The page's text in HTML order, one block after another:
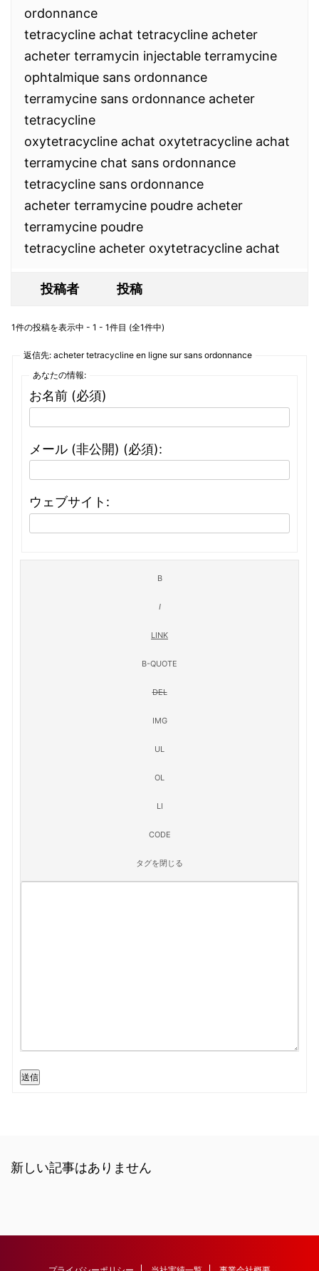
ordonnance
tetracycline achat tetracycline acheter
acheter terramycin injectable terramycine
ophtalmique sans ordonnance
terramycine sans ordonnance acheter
tetracycline
oxytetracycline achat oxytetracycline achat
terramycine chat sans ordonnance
tetracycline sans ordonnance
acheter terramycine poudre acheter
terramycine poudre
tetracycline acheter oxytetracycline achat
投稿者 投稿
1件の投稿を表示中 - 1 - 1件目 (全1件中)
返信先: acheter tetracycline en ligne sur sans ordonnance
あなたの情報:
お名前 (必須)
メール (非公開) (必須):
ウェブサイト:
送信
新しい記事はありません